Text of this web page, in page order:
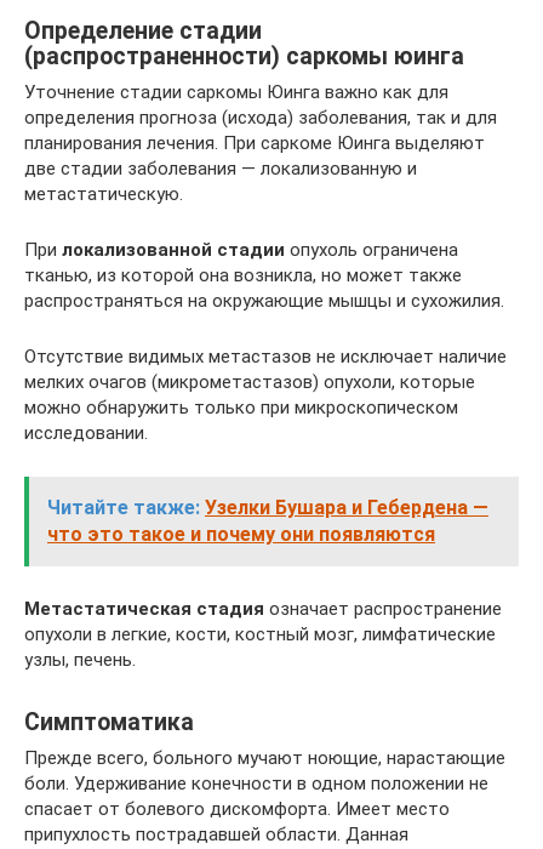
Определение стадии
(распространенности) саркомы юинга
Уточнение стадии саркомы Юинга важно как для
определения прогноза (исхода) заболевания, так и для
планирования лечения. При саркоме Юинга выделяют
две стадии заболевания — локализованную и
метастатическую.
При локализованной стадии опухоль ограничена
тканью, из которой она возникла, но может также
распространяться на окружающие мышцы и сухожилия.
Отсутствие видимых метастазов не исключает наличие
мелких очагов (микрометастазов) опухоли, которые
можно обнаружить только при микроскопическом
исследовании.
Читайте также: Узелки Бушара и Гебердена —
что это такое и почему они появляются
Метастатическая стадия означает распространение
опухоли в легкие, кости, костный мозг, лимфатические
узлы, печень.
Симптоматика
Прежде всего, больного мучают ноющие, нарастающие
боли. Удерживание конечности в одном положении не
спасает от болевого дискомфорта. Имеет место
припухлость пострадавшей области. Данная